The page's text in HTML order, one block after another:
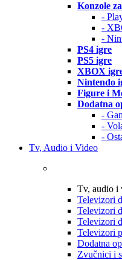
Konzole
-
-
-
PS4 igre
PS5 igre
XBOX
Nintendo
Figure i
Dodatna
-
-
-
Tv, Audio i Video
Tv, audio i
Televizori
Televizori
Televizori
Televizori
Dodatna
Zvučnici i